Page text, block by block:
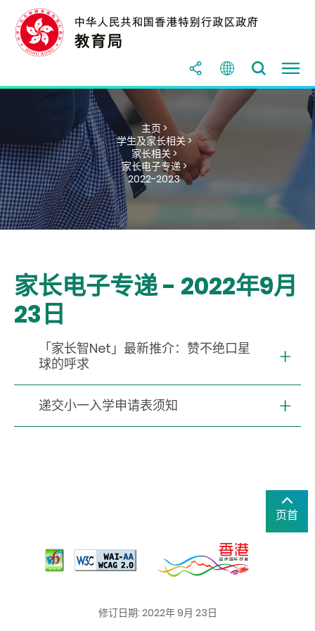
主页 >
学生及家长相关 >
家长相关 >
家长电子专递 >
2022-2023
家长电子专递 - 2022年9月
23日
「家长智Net」最新推介：赞不绝口星
球的呼求
递交小一入学申请表须知
页首
修订日期: 2022年 9月 23日